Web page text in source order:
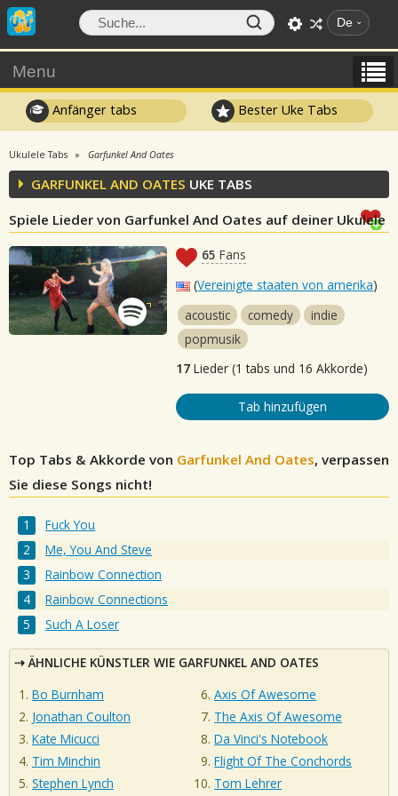
De
Menu
Anfänger tabs Bester Uke Tabs
Ukulele Tabs Garfunkel And Oates
GARFUNKEL AND OATES UKE TABS
Spiele Lieder von Garfunkel And Oates auf deiner Ukulele
65 Fans
(Vereinigte staaten von amerika)
acoustic
comedy
indie
popmusik
17 Lieder (1 tabs und 16 Akkorde)
Tab hinzufügen
Top Tabs & Akkorde von Garfunkel And Oates, verpassen
Sie diese Songs nicht!
Fuck You
Me, You And Steve
Rainbow Connection
Rainbow Connections
Such A Loser
ÄHNLICHE KÜNSTLER WIE GARFUNKEL AND OATES
Bo Burnham
Jonathan Coulton
Kate Micucci
Tim Minchin
Stephen Lynch
Axis Of Awesome
The Axis Of Awesome
Da Vinci's Notebook
Flight Of The Conchords
Tom Lehrer